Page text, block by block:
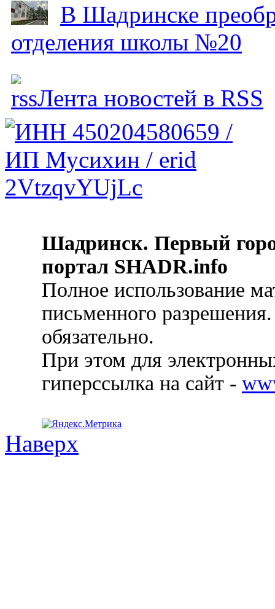
В Шадринске
отделения школы №20
Лента новостей в RSS
Шадринск. Первый
портал SHADR.info
Полное использование
письменного
обязательно.
При этом для
гиперссылка на сайт -
Наверх